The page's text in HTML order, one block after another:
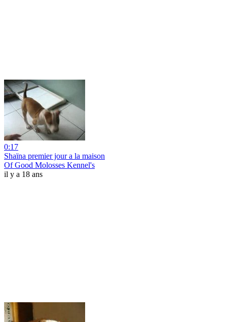
0:17
Shaïna premier jour a la maison
Of Good Molosses Kennel's
il y a 18 ans